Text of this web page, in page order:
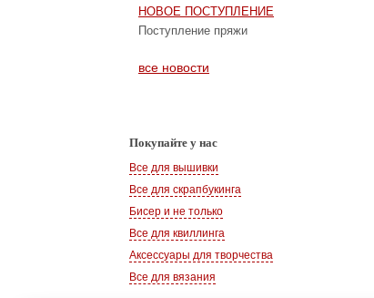
НОВОЕ ПОСТУПЛЕНИЕ
Поступление пряжи
все новости
Покупайте у нас
Все для вышивки
Все для скрапбукинга
Бисер и не только
Все для квиллинга
Аксессуары для творчества
Все для вязания